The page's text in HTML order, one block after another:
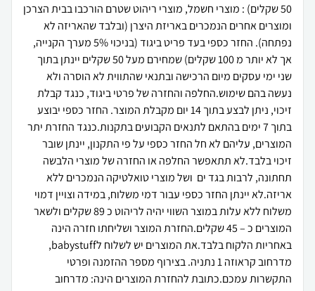
50 שקלים) : מוצרי חשמל, מוצרי ריהוט שטרם הורכבו בבית הצרכן
ומוצרים אחרים הנמכרים באריזת היצרן (ובלבד שהאריזה לא
נפתחה). החזר כספי בעד פריט ביגוד (בניכוי 5% מערך הקנייה,
אך לא יותר מ 100 שקלים) שמחירם מעל 50 שקלים יינתן בתוך
שני ימי עסקים מיום הרכישה ובתנאי שהתווית לא הוסרה ולא
נעשה בהם שימוש.החלפה והחזרה של פרטי ביגוד, כנגד קבלת
זיכוי, ניתן לבצע בתוך 14 יום מקבלת המוצר. החזר כספי יבוצע
בתוך 7 ימים בהתאם לתנאים הקבועים בתקנות.כנגד החזרת יתר
המוצרים, עליהם לא חל החזר כספי על פי התקנון, יינתן שובר
זיכוי בלבד.לא תתאפשר החלפה או החזרה של מוצרי הלבשה
תחתונה, לרבות בגד ים ושל מוצרי טואלטיקה הנמכרים ללא
אריזה.לא יינתן החזר כספי עבור דמי משלוח, במידה וצויין דמוי
משלוח ללא עלות במוצר השווי יהיה לריהוט כ 89 שקלים ולשאר
המוצרים כ – 45 שקלים.החזרת המוצר ושליחתו חזרה הינה
באחריות הלקוח בלבד.את המוצרים יש לשלוח לbabystuff,
מדרחוב קראוזה 1 נתניה. בצירוף מספר ההזמנה ופרטי
התקשרות עמכם.כתובת להחזרת המוצרים הינה: מדרחוב